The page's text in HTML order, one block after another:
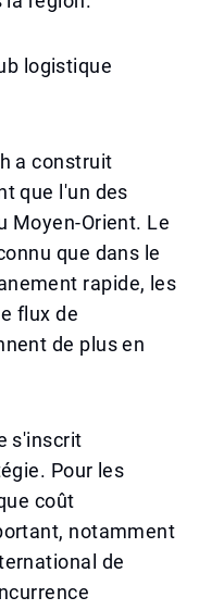
logistique
a construit
que l'un des
Moyen-Orient. Le
que dans le
rapide, les
flux de
de plus en
s'inscrit
Pour les
coût
notamment
de